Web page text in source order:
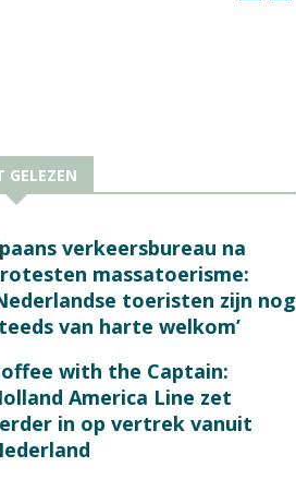
GELEZEN
verkeersbureau na
massatoerisme:
toeristen zijn nog
van harte welkom’
with the Captain:
America Line zet
in op vertrek vanuit